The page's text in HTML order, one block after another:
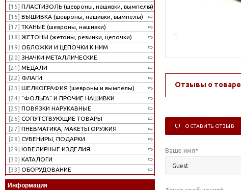
[15] ПЛАСТИЗОЛЬ (шевроны, нашивки, вымпелы)
[16] ВЫШИВКА (шевроны, нашивки, вымпелы)
[17] ТКАНЫЕ (шевроны, нашивки)
[18] ЖЕТОНЫ (жетоны, резинки, цепочки)
[19] ОБЛОЖКИ И ЦЕПОЧКИ К НИМ
[20] ЗНАЧКИ МЕТАЛЛИЧЕСКИЕ
[21] МЕДАЛИ
[22] ФЛАГИ
[23] ШЕЛКОГРАФИЯ (шевроны и вымпелы)
[24] "ФОЛЬГА" И ПРОЧИЕ НАШИВКИ
[25] ПОВЯЗКИ НАРУКАВНЫЕ
[26] СОПУТСТВУЮЩИЕ ТОВАРЫ
[27] ПНЕВМАТИКА, МАКЕТЫ ОРУЖИЯ
[28] СУВЕНИРЫ, ПОДАРКИ
[29] ЮВЕЛИРНЫЕ ИЗДЕЛИЯ
[30] КАТАЛОГИ
[33] ОБОРУДОВАНИЕ
Информация
Отзывы о товаре
ОСТАВИТЬ ОТЗЫВ
Ваше имя*